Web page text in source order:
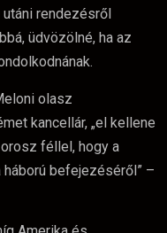
rendezésről
üdvözölné, ha az
olasz
kancellár, „el kellene
féllel, hogy a
befejezéséről” –